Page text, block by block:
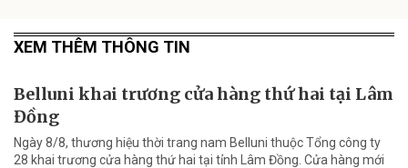
XEM THÊM THÔNG TIN
Belluni khai trương cửa hàng thứ hai tại Lâm
Đồng
Ngày 8/8, thương hiệu thời trang nam Belluni thuộc Tổng công ty
28 khai trương cửa hàng thứ hai tại tỉnh Lâm Đồng. Cửa hàng mới